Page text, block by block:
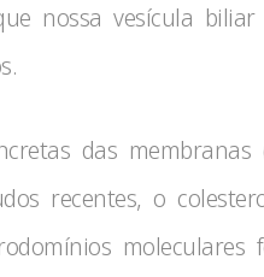
nossa vesícula
das
recentes, o
moleculares